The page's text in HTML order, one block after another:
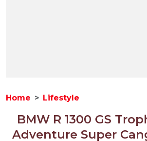
Home Lifestyle
BMW R 1300 GS
Adventure Super